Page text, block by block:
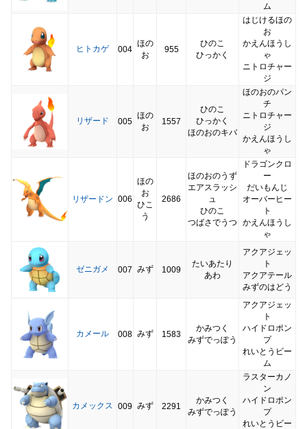
ム
ヒトカゲ 004
ほの
お
955
ひのこ
ひっかく
はじけるほの
お
かえんほうし
ゃ
ニトロチャー
ジ
リザード 005
ほの
お
1557
ひのこ
ひっかく
ほのおのキバ
ほのおのパン
チ
ニトロチャー
ジ
かえんほうし
ゃ
リザードン 006
ほの
お
ひこ
う
2686
ほのおのうず
エアスラッシ
ュ
ひのこ
つばさでうつ
ドラゴンクロ
ー
だいもんじ
オーバーヒー
ト
かえんほうし
ゃ
ゼニガメ 007 みず 1009
たいあたり
あわ
アクアジェッ
ト
アクアテール
みずのはどう
カメール 008 みず 1583
かみつく
みずでっぽう
アクアジェッ
ト
ハイドロポン
プ
れいとうビー
ム
カメックス 009 みず 2291
かみつく
みずでっぽう
ラスターカノ
ン
ハイドロポン
プ
れいとうビー